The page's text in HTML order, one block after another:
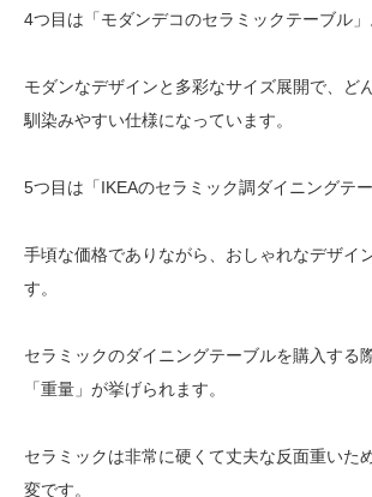
4つ目は「モダンデコのセラミックテーブル」
モダンなデザインと多彩なサイズ展開で、ど
馴染みやすい仕様になっています。
5つ目は「IKEAのセラミック調ダイニングテー
手頃な価格でありながら、おしゃれなデザイ
す。
セラミックのダイニングテーブルを購入する
「重量」が挙げられます。
セラミックは非常に硬くて丈夫な反面重いた
変です。